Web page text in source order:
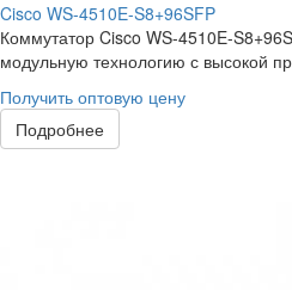
Cisco WS-4510E-S8+96SFP
Коммутатор Cisco WS-4510E-
модульную технологию с высокой
Получить оптовую цену
Подробнее